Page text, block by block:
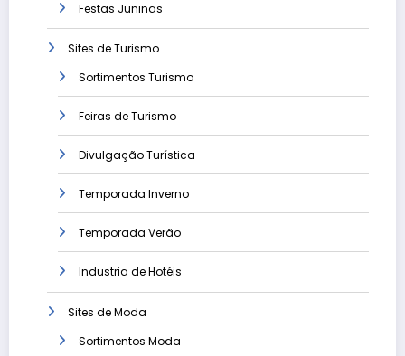
Festas Juninas
Sites de Turismo
Sortimentos Turismo
Feiras de Turismo
Divulgação Turística
Temporada Inverno
Temporada Verão
Industria de Hotéis
Sites de Moda
Sortimentos Moda